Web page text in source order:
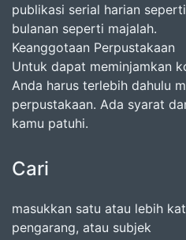
publikasi serial harian
bulanan seperti majalah.
Keanggotaan Perpustakaan
Untuk dapat meminjamkan
Anda harus terlebih dahulu
perpustakaan. Ada syarat
kamu patuhi.
Cari
masukkan satu atau lebih
pengarang, atau subjek